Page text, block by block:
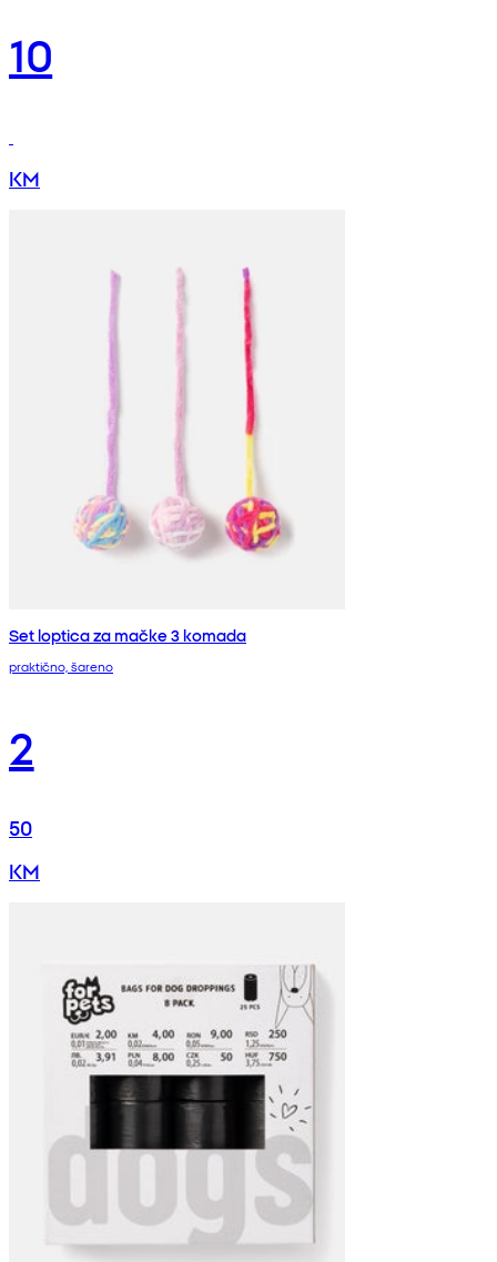
10
KM
Set loptica za mačke 3 komada
praktično, šareno
2
50
KM